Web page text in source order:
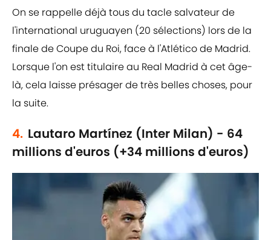
On se rappelle déjà tous du tacle salvateur de
l'international uruguayen (20 sélections) lors de la
finale de Coupe du Roi, face à l'Atlético de Madrid.
Lorsque l'on est titulaire au Real Madrid à cet âge-
là, cela laisse présager de très belles choses, pour
la suite.
4. Lautaro Martínez (Inter Milan) - 64
millions d'euros (+34 millions d'euros)